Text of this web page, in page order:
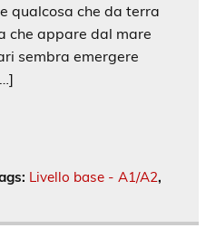
qualcosa che da terra
che appare dal mare
sembra emergere
Livello base - A1/A2,